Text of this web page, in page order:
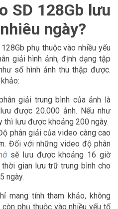
SD 128Gb lưu
ngày?
phụ thuộc vào nhiều yếu
giải hình ảnh, định dạng tập
số hình ảnh thu thập được.
giải trung bình của ảnh là
được 20.000 ảnh. Nếu như
thì lưu được khoảng 200 ngày.
phân giải của video càng cao
Đối với những video độ phân
sẽ lưu được khoảng 16 giờ
gian lưu trữ trung bình cho
ngày.
mang tính tham khảo, không
phụ thuộc vào nhiều yếu tố